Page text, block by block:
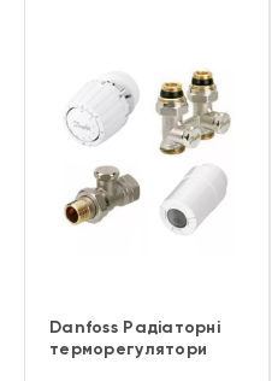
Danfoss Радіаторні
терморегулятори